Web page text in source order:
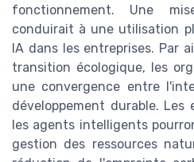
fonctionnement. Une
conduirait à une utilisation
IA dans les entreprises. Par
transition écologique, les
une convergence entre
développement durable. Les
les agents intelligents
gestion des ressources